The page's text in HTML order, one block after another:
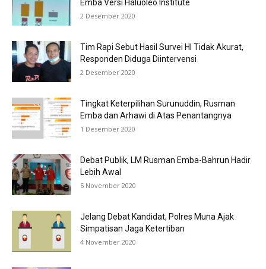
Emba Versi Haluoleo Institute
2 Desember 2020
Tim Rapi Sebut Hasil Survei HI Tidak Akurat,
Responden Diduga Diintervensi
2 Desember 2020
Tingkat Keterpilihan Surunuddin, Rusman
Emba dan Arhawi di Atas Penantangnya
1 Desember 2020
Debat Publik, LM Rusman Emba-Bahrun Hadir
Lebih Awal
5 November 2020
Jelang Debat Kandidat, Polres Muna Ajak
Simpatisan Jaga Ketertiban
4 November 2020